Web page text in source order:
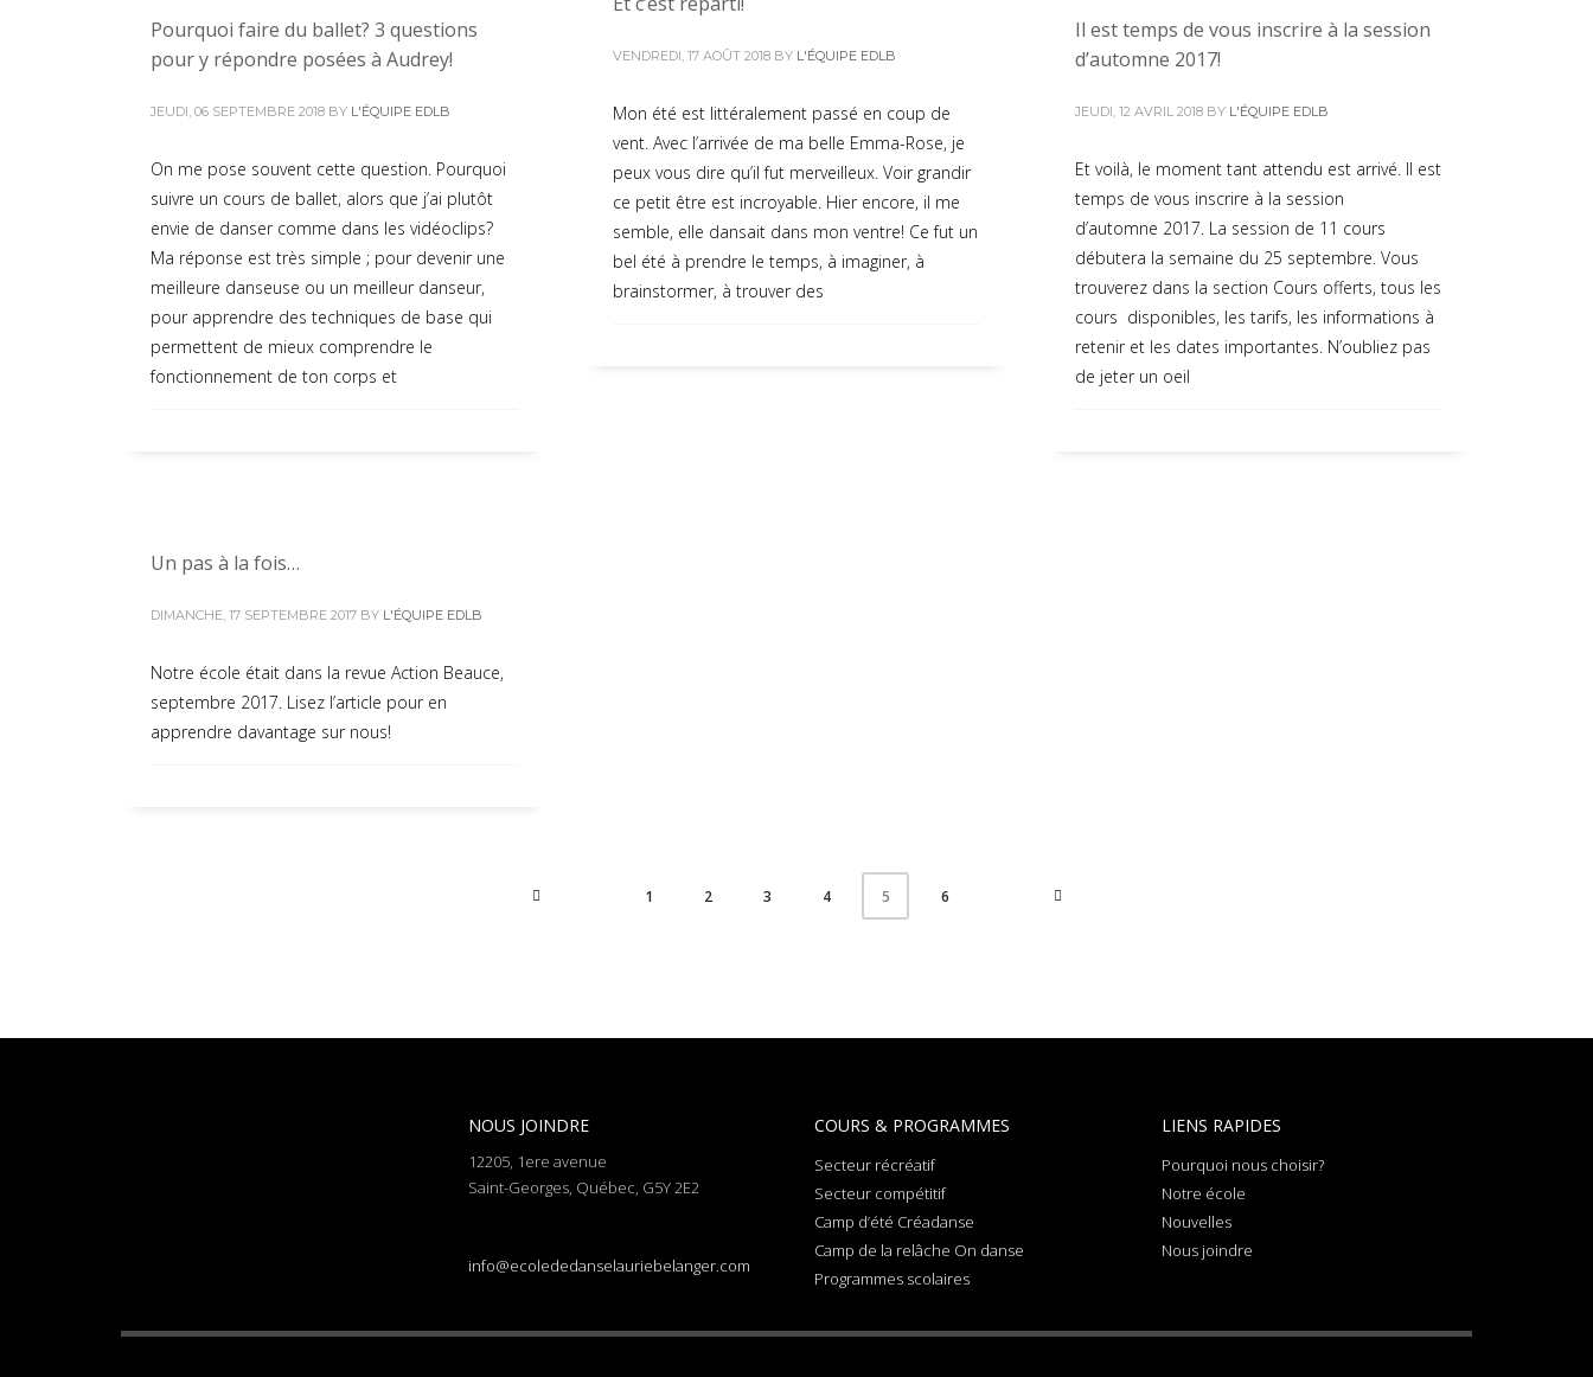
Pourquoi faire du ballet? 3 questions
pour y répondre posées à Audrey!
JEUDI, 06 SEPTEMBRE 2018 BY L'ÉQUIPE EDLB
On me pose souvent cette question. Pourquoi
suivre un cours de ballet, alors que j’ai plutôt
envie de danser comme dans les vidéoclips?
Ma réponse est très simple ; pour devenir une
meilleure danseuse ou un meilleur danseur,
pour apprendre des techniques de base qui
permettent de mieux comprendre le
fonctionnement de ton corps et
VENDREDI, 17 AOÛT 2018 BY L'ÉQUIPE EDLB
Mon été est littéralement passé en coup de
vent. Avec l’arrivée de ma belle Emma-Rose, je
peux vous dire qu’il fut merveilleux. Voir grandir
ce petit être est incroyable. Hier encore, il me
semble, elle dansait dans mon ventre! Ce fut un
bel été à prendre le temps, à imaginer, à
brainstormer, à trouver des
Il est temps de vous inscrire à la session
d’automne 2017!
JEUDI, 12 AVRIL 2018 BY L'ÉQUIPE EDLB
Et voilà, le moment tant attendu est arrivé. Il est
temps de vous inscrire à la session
d’automne 2017. La session de 11 cours
débutera la semaine du 25 septembre. Vous
trouverez dans la section Cours offerts, tous les
cours disponibles, les tarifs, les informations à
retenir et les dates importantes. N’oubliez pas
de jeter un oeil
Un pas à la fois…
DIMANCHE, 17 SEPTEMBRE 2017 BY L'ÉQUIPE EDLB
Notre école était dans la revue Action Beauce,
septembre 2017. Lisez l’article pour en
apprendre davantage sur nous!
1 2 3 4 5 6
NOUS JOINDRE
12205, 1ere avenue
Saint-Georges, Québec, G5Y 2E2
info@ecolededanselauriebelanger.com
COURS & PROGRAMMES
Secteur récréatif
Secteur compétitif
Camp d’été Créadanse
Camp de la relâche On danse
Programmes scolaires
LIENS RAPIDES
Pourquoi nous choisir?
Notre école
Nouvelles
Nous joindre